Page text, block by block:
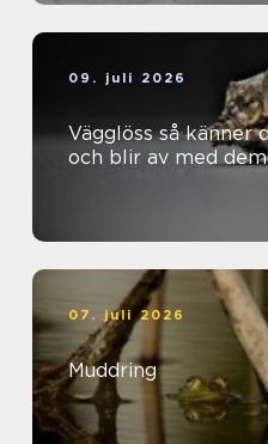
09. juli 2026
Vägglöss så känner du igen, förebygger
och blir av med dem
07. juli 2026
Muddring